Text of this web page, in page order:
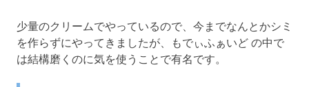
少量のクリームでやっているので、今までなんとかシミ
を作らずにやってきましたが、もでぃふぁいど の中で
は結構磨くのに気を使うことで有名です。